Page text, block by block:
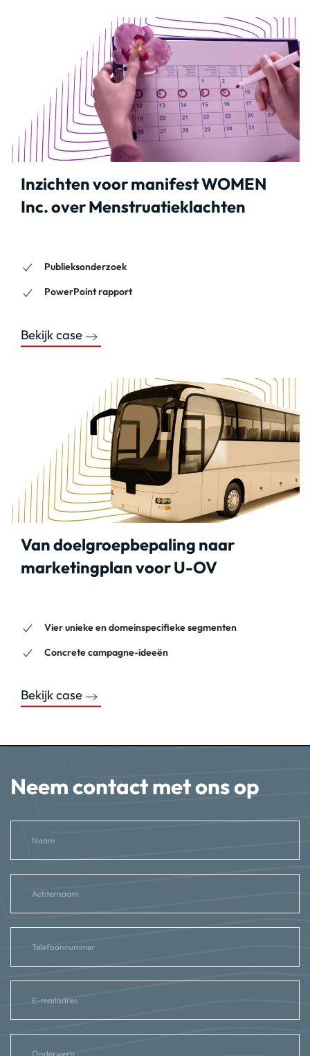
Inzichten voor manifest WOMEN
Inc. over Menstruatieklachten
Publieksonderzoek
PowerPoint rapport
Bekijk case
Van doelgroepbepaling naar
marketingplan voor U-OV
Vier unieke en domeinspecifieke segmenten
Concrete campagne-ideeën
Bekijk case
Neem contact met ons op